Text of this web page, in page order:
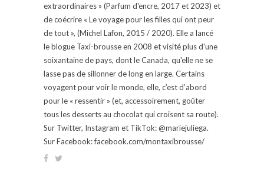
extraordinaires » (Parfum d'encre, 2017 et 2023) et
de coécrire « Le voyage pour les filles qui ont peur
de tout », (Michel Lafon, 2015 / 2020). Elle a lancé
le blogue Taxi-brousse en 2008 et visité plus d'une
soixantaine de pays, dont le Canada, qu'elle ne se
lasse pas de sillonner de long en large. Certains
voyagent pour voir le monde, elle, c’est d’abord
pour le « ressentir » (et, accessoirement, goûter
tous les desserts au chocolat qui croisent sa route).
Sur Twitter, Instagram et TikTok: @mariejuliega.
Sur Facebook: facebook.com/montaxibrousse/